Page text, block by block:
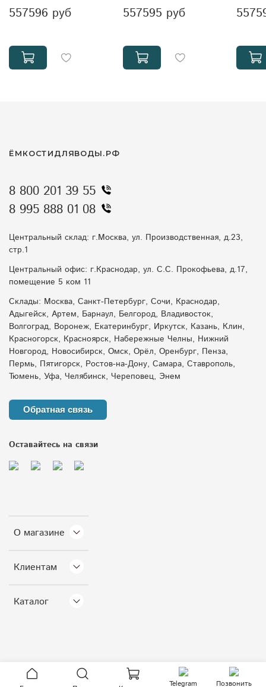
557596 руб 557595 руб
О магазине
Клиентам
Каталог
ЁМКОСТИДЛЯВОДЫ.РФ
8 800 201 39 55
8 995 888 01 08
Центральный склад: г.Москва, ул. Производственная, д.23,
стр.1
Центральный офис: г.Краснодар, ул. С.С. Прокофьева, д.17,
помещение 5 ком 11
Склады: Москва, Санкт-Петербург, Сочи, Краснодар,
Адыгейск, Артем, Барнаул, Белгород, Владивосток,
Волгоград, Воронеж, Екатеринбург, Иркутск, Казань, Клин,
Красногорск, Красноярск, Набережные Челны, Нижний
Новгород, Новосибирск, Омск, Орёл, Оренбург, Пенза,
Пермь, Пятигорск, Ростов-на-Дону, Самара, Ставрополь,
Тюмень, Уфа, Челябинск, Череповец, Энем
Обратная связь
Оставайтесь на связи
Telegram Позвонить